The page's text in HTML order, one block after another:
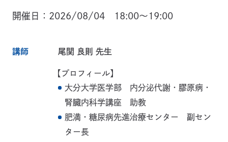
開催日 2026/08/04 18:00～19:00
講師 尾関 良則 先生
【プロフィール】
大分大学医学部 内分泌代謝・膠原病・
腎臓内科学講座 助教
肥満・糖尿病先進治療センター 副セン
ター長